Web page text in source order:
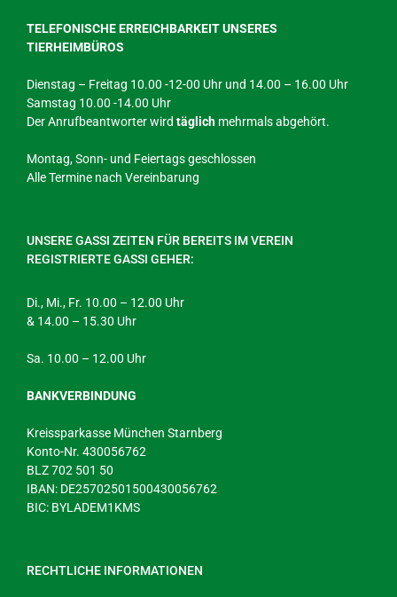
TELEFONISCHE ERREICHBARKEIT UNSERES
TIERHEIMBÜROS
Dienstag – Freitag 10.00 -12-00 Uhr und 14.00 – 16.00 Uhr
Samstag 10.00 -14.00 Uhr
Der Anrufbeantworter wird täglich mehrmals abgehört.
Montag, Sonn- und Feiertags geschlossen
Alle Termine nach Vereinbarung
UNSERE GASSI ZEITEN FÜR BEREITS IM VEREIN
REGISTRIERTE GASSI GEHER:
Di., Mi., Fr. 10.00 – 12.00 Uhr
& 14.00 – 15.30 Uhr
Sa. 10.00 – 12.00 Uhr
BANKVERBINDUNG
Kreissparkasse München Starnberg
Konto-Nr. 430056762
BLZ 702 501 50
IBAN: DE25702501500430056762
BIC: BYLADEM1KMS
RECHTLICHE INFORMATIONEN